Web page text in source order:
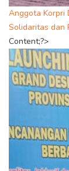
Anggota Korpri
Solidaritas dan
Content;?>